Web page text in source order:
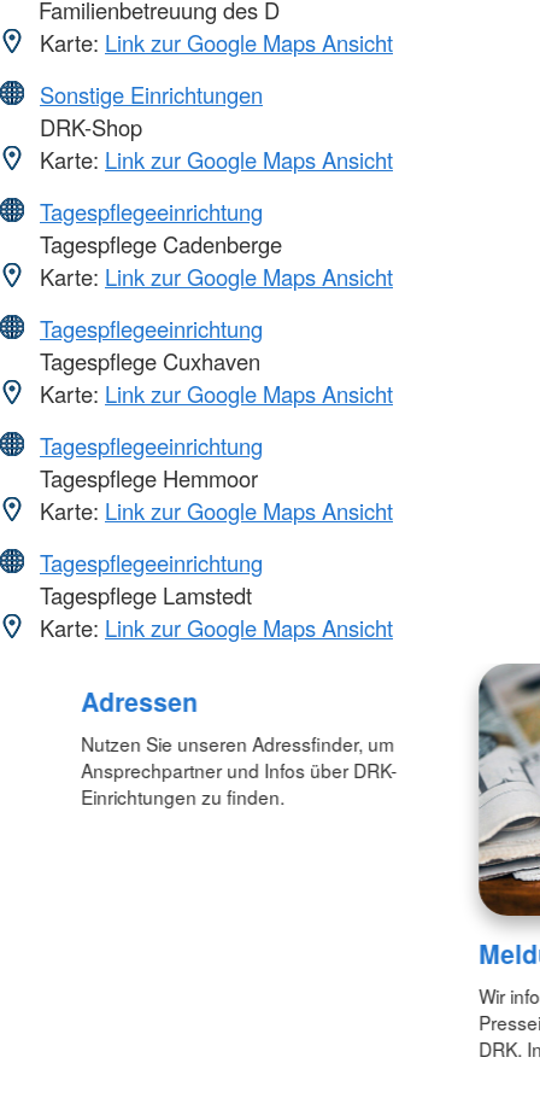
Familienbetreuung des D
Karte: Link zur Google Maps Ansicht
Sonstige Einrichtungen
DRK-Shop
Karte: Link zur Google Maps Ansicht
Tagespflegeeinrichtung
Tagespflege Cadenberge
Karte: Link zur Google Maps Ansicht
Tagespflegeeinrichtung
Tagespflege Cuxhaven
Karte: Link zur Google Maps Ansicht
Tagespflegeeinrichtung
Tagespflege Hemmoor
Karte: Link zur Google Maps Ansicht
Tagespflegeeinrichtung
Tagespflege Lamstedt
Karte: Link zur Google Maps Ansicht
Adressen
Nutzen Sie unseren Adressfinder, um
Ansprechpartner und Infos über DRK-
Einrichtungen zu finden.
Wir
DRK.